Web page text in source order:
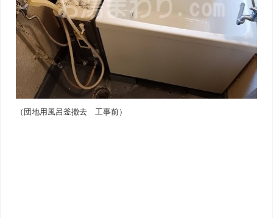
（団地用風呂釜撤去 工事前）